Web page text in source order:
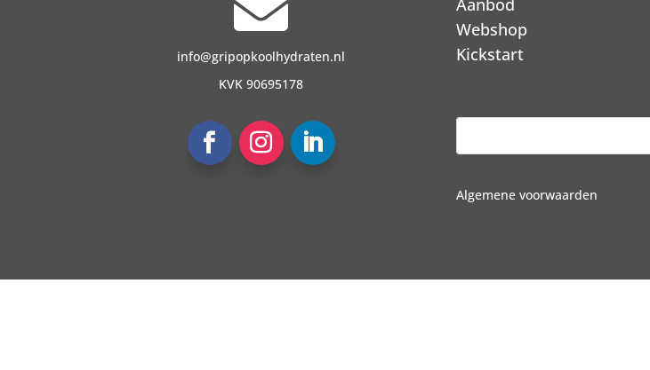

info@gripopkoolhydraten.nl
KVK 90695178
Webshop
Kickstart
Algemene voorwaarden